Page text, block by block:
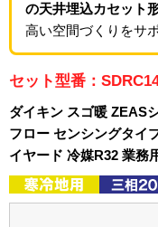
の天井埋込カセット
高い空間づくりをサ
セット型番：
ダイキン スゴ暖 ZEAS
フロー センシングタイ
イヤード 冷媒R32 業務